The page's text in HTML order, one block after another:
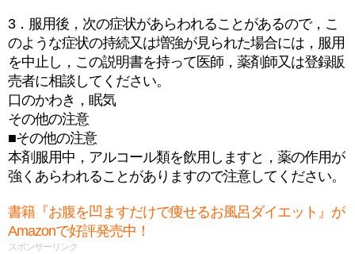
3．服用後，次の症状があらわれることがあるので，こ
のような症状の持続又は増強が見られた場合には，服用
を中止し，この説明書を持って医師，薬剤師又は登録販
売者に相談してください。
口のかわき，眠気
その他の注意
■その他の注意
本剤服用中，アルコール類を飲用しますと，薬の作用が
強くあらわれることがありますので注意してください。
書籍『お腹を凹ますだけで痩せるお風呂ダイエット』が
Amazonで好評発売中！
スポンサーリンク